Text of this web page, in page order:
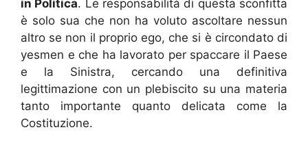
in Politica. Le responsabilità di questa sconfitta
è solo sua che non ha voluto ascoltare nessun
altro se non il proprio ego, che si è circondato di
yesmen e che ha lavorato per spaccare il Paese
e la Sinistra, cercando una definitiva
legittimazione con un plebiscito su una materia
tanto importante quanto delicata come la
Costituzione.